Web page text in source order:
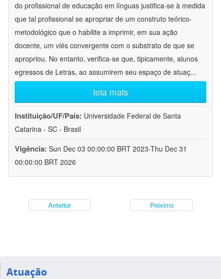
do profissional de educação em línguas justifica-se à medida
que tal profissional se apropriar de um construto teórico-
metodológico que o habilite a imprimir, em sua ação
docente, um viés convergente com o substrato de que se
apropriou. No entanto, verifica-se que, tipicamente, alunos
egressos de Letras, ao assumirem seu espaço de atuaç...
leia mais
Instituição/UF/País: Universidade Federal de Santa
Catarina - SC - Brasil
Vigência: Sun Dec 03 00:00:00 BRT 2023-Thu Dec 31
00:00:00 BRT 2026
Anterior Próximo
Atuação